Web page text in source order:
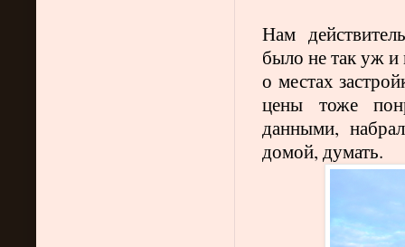
Нам
было не так уж
о местах
цены тоже
данными,
домой, думать.